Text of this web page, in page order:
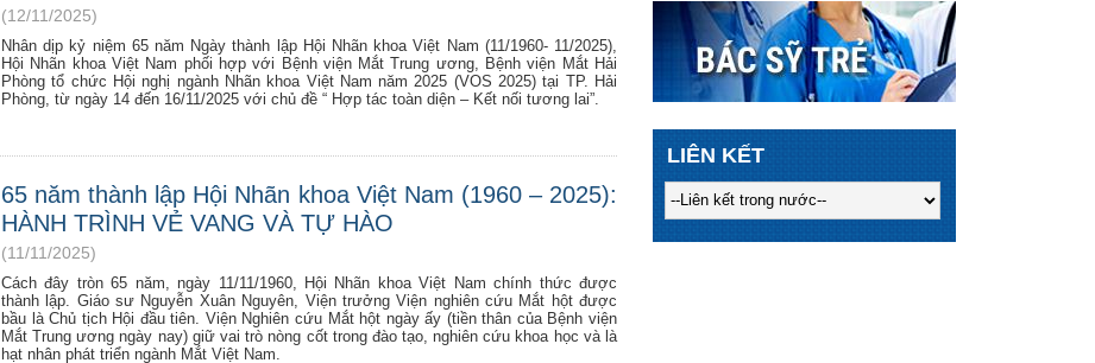
(12/11/2025)
Nhân dịp kỷ niệm 65 năm Ngày thành lập Hội Nhãn khoa Việt Nam (11/1960- 11/2025),
Hội Nhãn khoa Việt Nam phối hợp với Bệnh viện Mắt Trung ương, Bệnh viện Mắt Hải
Phòng tổ chức Hội nghị ngành Nhãn khoa Việt Nam năm 2025 (VOS 2025) tại TP. Hải
Phòng, từ ngày 14 đến 16/11/2025 với chủ đề “ Hợp tác toàn diện – Kết nối tương lai”.
65 năm thành lập Hội Nhãn khoa Việt Nam (1960 – 2025):
HÀNH TRÌNH VẺ VANG VÀ TỰ HÀO
(11/11/2025)
Cách đây tròn 65 năm, ngày 11/11/1960, Hội Nhãn khoa Việt Nam chính thức được
thành lập. Giáo sư Nguyễn Xuân Nguyên, Viện trưởng Viện nghiên cứu Mắt hột được
bầu là Chủ tịch Hội đầu tiên. Viện Nghiên cứu Mắt hột ngày ấy (tiền thân của Bệnh viện
Mắt Trung ương ngày nay) giữ vai trò nòng cốt trong đào tạo, nghiên cứu khoa học và là
hạt nhân phát triển ngành Mắt Việt Nam.
LIÊN KẾT